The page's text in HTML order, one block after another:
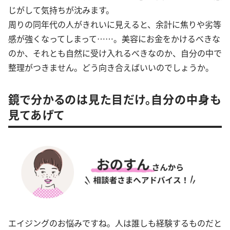
じがして気持ちが沈みます。
周りの同年代の人がきれいに見えると、余計に焦りや劣等
感が強くなってしまって……。美容にお金をかけるべきな
のか、それとも自然に受け入れるべきなのか、自分の中で
整理がつきません。どう向き合えばいいのでしょうか。
鏡で分かるのは見た目だけ。自分の中身も
見てあげて
エイジングのお悩みですね。人は誰しも経験するものだと